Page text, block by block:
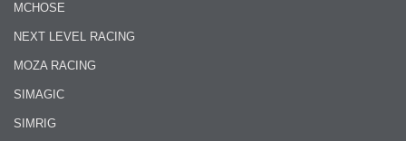
MCHOSE
NEXT LEVEL RACING
MOZA RACING
SIMAGIC
SIMRIG